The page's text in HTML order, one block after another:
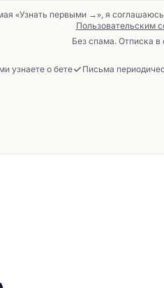
«Узнать первыми →», я
Пользовательским
Без спама. Отписка в
узнаете о бете Письма